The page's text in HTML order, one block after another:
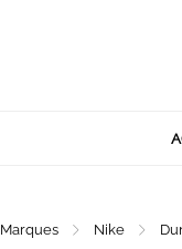
Marques Nike